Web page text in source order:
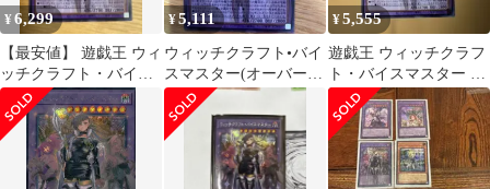
¥6,299
【最安値】 遊戯王 ウィ
ッチクラフト・バイス
マスター オーバーフレ
ーム
¥5,111
ウィッチクラフト•バイ
スマスター(オーバーF
シク)
¥5,555
遊戯王 ウィッチクラフ
ト・バイスマスター オ
ーバーフレーム 1枚